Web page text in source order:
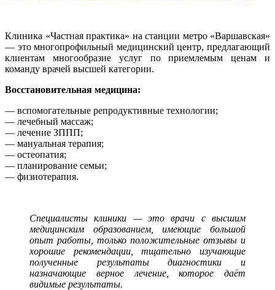
Клиника «Частная практика» на станции метро «Варшавская»
— это многопрофильный медицинский центр, предлагающий
клиентам многообразие услуг по приемлемым ценам и
команду врачей высшей категории.
Восстановительная медицина:
— вспомогательные репродуктивные технологии;
— лечебный массаж;
— лечение ЗППП;
— мануальная терапия;
— остеопатия;
— планирование семьи;
— физиотерапия.
Специалисты клиники — это врачи с высшим
медицинским образованием, имеющие большой
опыт работы, только положительные отзывы и
хорошие рекомендации, тщательно изучающие
полученные результаты диагностики и
назначающие верное лечение, которое даёт
видимые результаты.